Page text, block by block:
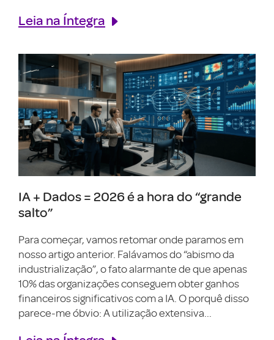
Leia na Íntegra
IA + Dados = 2026 é a hora do “grande
salto”
Para começar, vamos retomar onde paramos em
nosso artigo anterior. Falávamos do “abismo da
industrialização”, o fato alarmante de que apenas
10% das organizações conseguem obter ganhos
financeiros significativos com a IA. O porquê disso
parece-me óbvio: A utilização extensiva...